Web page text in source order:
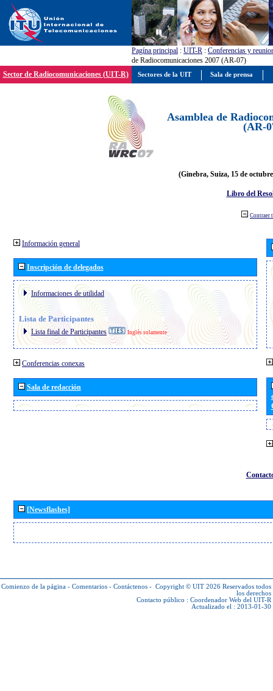
Pagína principal : UIT-R : Conferencias y
de Radiocomunicaciones 2007 (AR-07)
Sector de Radiocomunicaciones (UIT-R)
Asamblea de
(AR-
(Ginebra, Suiza, 15 de
Libro del
Contraer
Información general
Inscripción de delegados
Informaciones de utilidad
Lista de Participantes
Lista final de Participantes Inglés solamente
Conferencias conexas
Sala de redacción
[Newsflashes]
Comienzo de la página - Comentarios - Contáctenos - Copyright © UIT 2026 Reservados todos
los derechos
Contacto público : Coordenador Web del UIT-R
Actualizado el : 2013-01-30
Sectores de la UIT Sala de prensa